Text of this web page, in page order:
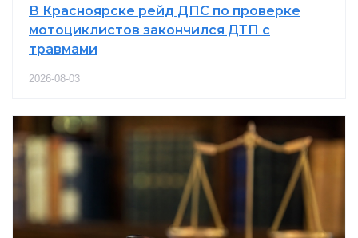
В Красноярске рейд ДПС по проверке
мотоциклистов закончился ДТП с
травмами
2026-08-03